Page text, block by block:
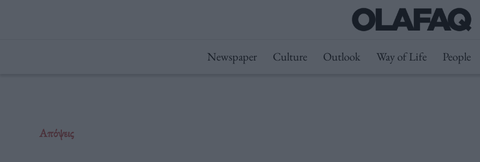
Newspaper Culture Outlook Way of Life People
Απόψεις